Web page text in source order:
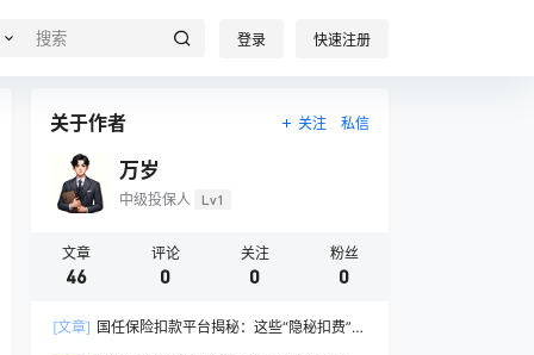
登录 快速注册
关于作者 关注 私信
万岁
中级投保人 Lv1
文章
46
评论
0
关注
0
粉丝
0
[文章] 国任保险扣款平台揭秘：这些“隐秘扣费”究